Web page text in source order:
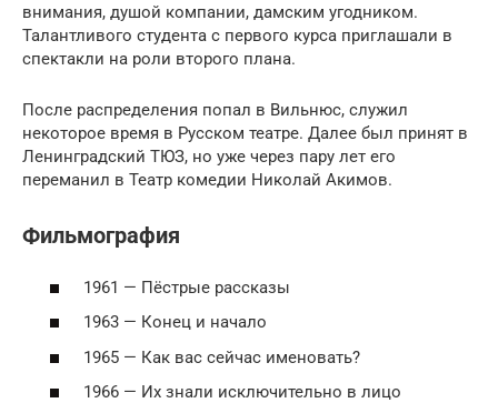
внимания, душой компании, дамским угодником.
Талантливого студента с первого курса приглашали в
спектакли на роли второго плана.
После распределения попал в Вильнюс, служил
некоторое время в Русском театре. Далее был принят в
Ленинградский ТЮЗ, но уже через пару лет его
переманил в Театр комедии Николай Акимов.
Фильмография
1961 — Пёстрые рассказы
1963 — Конец и начало
1965 — Как вас сейчас именовать?
1966 — Их знали исключительно в лицо